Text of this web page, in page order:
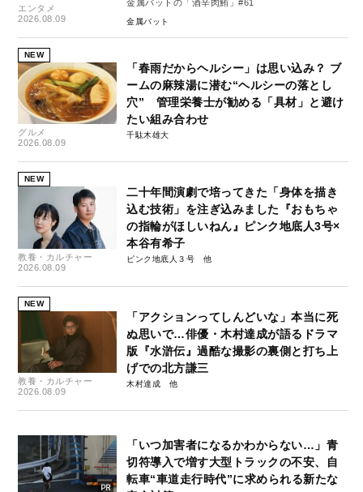
エンタメ
2026.08.09
金属バットの「酒辛肉鮪」#61
金属バット
NEW
グルメ
2026.08.09
「春雨だからヘルシー」は思い込み？ ブ
ームの麻辣湯に潜む“ヘルシーの落とし
穴” 管理栄養士が勧める「具材」と避け
たい組み合わせ
千駄木雄大
NEW
教養・カルチャー
2026.08.09
二十年間演劇で培ってきた「身体を描き
込む技術」を注ぎ込みました『おもちゃ
の指輪がほしいねん』ピンク地底人3号×
本谷有希子
ピンク地底人３号
NEW
教養・カルチャー
2026.08.09
「アクションってしんどいな」本当に死
ぬ思いで…俳優・木村達成が語るドラマ
版『水滸伝』過酷な撮影の裏側と打ち上
げでの北方謙三
木村達成
「いつ加害者になるかわからない…」青
切符導入で増す大型トラックの不安、自
転車“車道走行時代”に求められる新たな